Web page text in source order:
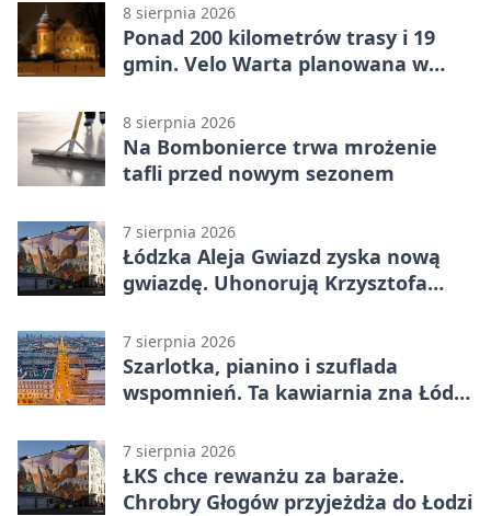
8 sierpnia 2026
Ponad 200 kilometrów trasy i 19
gmin. Velo Warta planowana w
8 sierpnia 2026
Na Bombonierce trwa mrożenie
tafli przed nowym sezonem
7 sierpnia 2026
Łódzka Aleja Gwiazd zyska nową
gwiazdę. Uhonorują Krzysztofa
7 sierpnia 2026
Szarlotka, pianino i szuflada
wspomnień. Ta kawiarnia zna Łódź
7 sierpnia 2026
ŁKS chce rewanżu za baraże.
Chrobry Głogów przyjeżdża do Łodzi